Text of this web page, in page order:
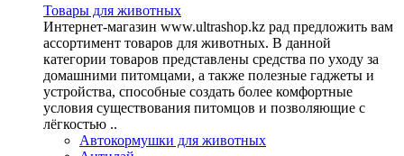
Товары для животных
Интернет-магазин www.ultrashop.kz рад предложить вам
ассортимент товаров для животных. В данной
категории товаров представлены средства по уходу за
домашними питомцами, а также полезные гаджеты и
устройства, способные создать более комфортные
условия существования питомцов и позволяющие с
лёгкостью ..
Автокормушки для животных